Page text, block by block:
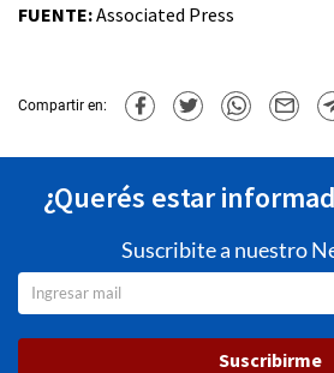
FUENTE:Associated Press
Compartir en:
¿Querés estar
Suscribite a nuestro
Suscribirme